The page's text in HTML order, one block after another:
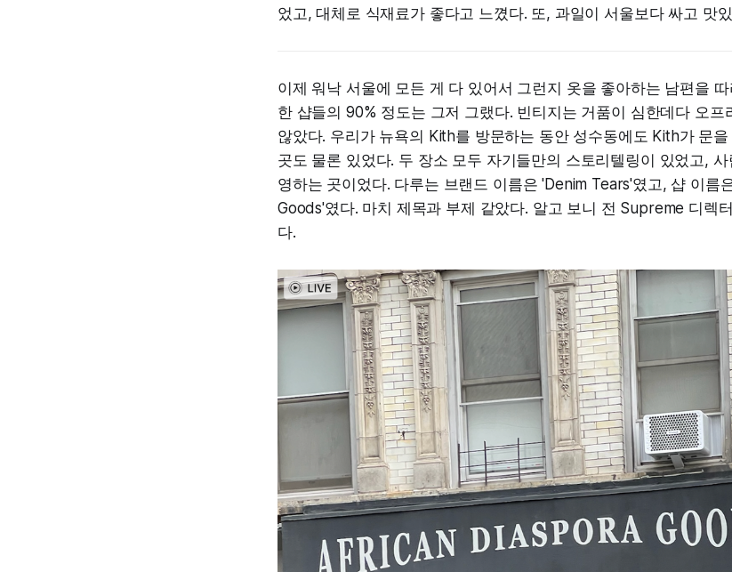
었고, 대체로 식재료가 좋다고 느꼈다. 또, 과일이 서울보다 싸고 맛
이제 워낙 서울에 모든 게 다 있어서 그런지 옷을 좋아하는 남편을
한 샵들의 90% 정도는 그저 그랬다. 빈티지는 거품이 심한데다 오프
않았다. 우리가 뉴욕의 Kith를 방문하는 동안 성수동에도 Kith가 문
곳도 물론 있었다. 두 장소 모두 자기들만의 스토리텔링이 있었고,
영하는 곳이었다. 다루는 브랜드 이름은 'Denim Tears'였고, 샵 이름
Goods'였다. 마치 제목과 부제 같았다. 알고 보니 전 Supreme 디렉
다.